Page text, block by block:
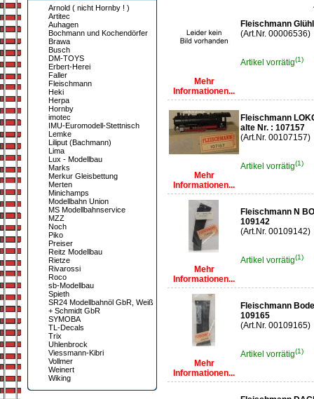
Arnold ( nicht Hornby ! )
Artitec
Auhagen
Bochmann und Kochendörfer
Brawa
Busch
DM-TOYS
Erbert-Herei
Faller
Fleischmann
Heki
Herpa
Hornby
imotec
IMU-Euromodell-Stettnisch
Lemke
Liliput (Bachmann)
Lima
Lux - Modellbau
Marks
Merkur Gleisbettung
Merten
Minichamps
Modellbahn Union
MS Modellbahnservice
MZZ
Noch
Piko
Preiser
Reitz Modellbau
Rietze
Rivarossi
Roco
sb-Modellbau
Spieth
SR24 Modellbahnöl GbR, Weiß
+ Schmidt GbR
SYMOBA
TL-Decals
Trix
Uhlenbrock
Viessmann-Kibri
Vollmer
Weinert
Wiking
Mehr
Informationen...
Fleischmann
(Art.Nr. 00006536)
Artikel vorrätig(1)
Mehr
Informationen...
Fleischmann
alte Nr. : 107157
(Art.Nr. 00107157)
Artikel vorrätig(1)
Mehr
Informationen...
Fleischmann N
109142
(Art.Nr. 00109142)
Artikel vorrätig(1)
Mehr
Informationen...
Fleischmann
109165
(Art.Nr. 00109165)
Artikel vorrätig(1)